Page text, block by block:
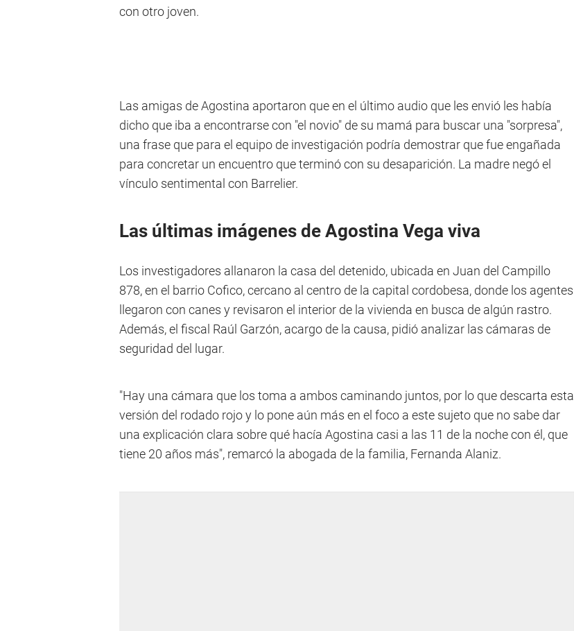
con otro joven.
Las amigas de Agostina aportaron que en el último audio que les envió les había
dicho que iba a encontrarse con "el novio" de su mamá para buscar una "sorpresa",
una frase que para el equipo de investigación podría demostrar que fue engañada
para concretar un encuentro que terminó con su desaparición. La madre negó el
vínculo sentimental con Barrelier.
Las últimas imágenes de Agostina Vega viva
Los investigadores allanaron la casa del detenido, ubicada en Juan del Campillo
878, en el barrio Cofico, cercano al centro de la capital cordobesa, donde los agentes
llegaron con canes y revisaron el interior de la vivienda en busca de algún rastro.
Además, el fiscal Raúl Garzón, acargo de la causa, pidió analizar las cámaras de
seguridad del lugar.
"Hay una cámara que los toma a ambos caminando juntos, por lo que descarta esta
versión del rodado rojo y lo pone aún más en el foco a este sujeto que no sabe dar
una explicación clara sobre qué hacía Agostina casi a las 11 de la noche con él, que
tiene 20 años más", remarcó la abogada de la familia, Fernanda Alaniz.